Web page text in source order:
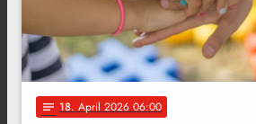
notes 18. April 2026 06:00